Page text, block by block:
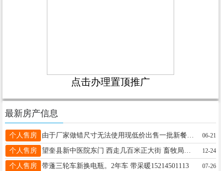
点击办理置顶推广
最新房产信息
个人售房 06-21
个人售房 12-24
个人售房 带蓬三轮车新换电瓶。2年车 带采暖15214501113 07-26